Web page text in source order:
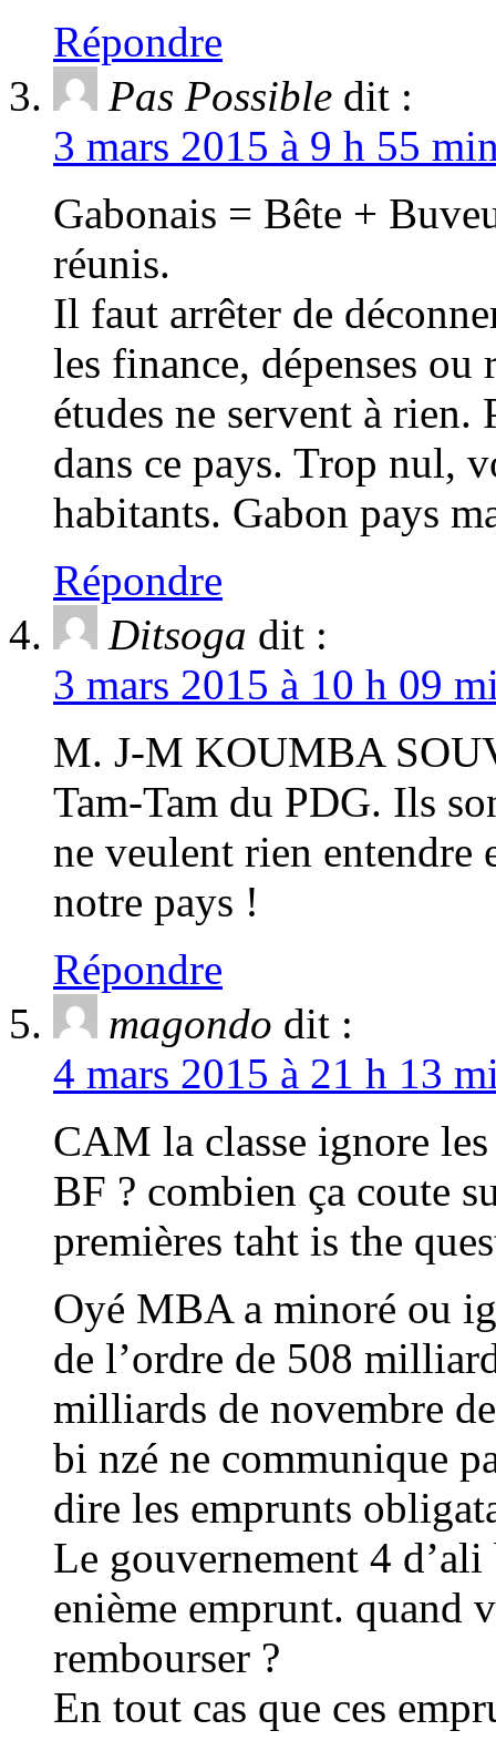
Répondre
Pas Possible dit :
3 mars 2015 à 9 h 55
Gabonais = Bête +
réunis.
Il faut arrêter de
les finance, dépenses
études ne servent à
dans ce pays. Trop nul,
habitants. Gabon pays
Répondre
Ditsoga dit :
3 mars 2015 à 10 h 09
M. J-M KOUMBA
Tam-Tam du PDG. Ils
ne veulent rien entendre
notre pays !
Répondre
magondo dit :
4 mars 2015 à 21 h 13
CAM la classe ignore
BF ? combien ça coute
premières taht is the
Oyé MBA a minoré ou
de l’ordre de 508
milliards de novembre
bi nzé ne communique
dire les emprunts
Le gouvernement 4
enième emprunt. quand
rembourser ?
En tout cas que ces